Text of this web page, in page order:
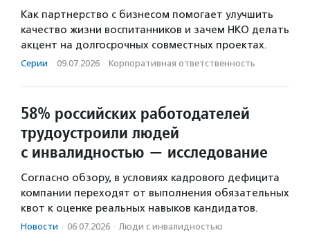
Как партнерство с бизнесом помогает улучшить
качество жизни воспитанников и зачем НКО делать
акцент на долгосрочных совместных проектах.
Серии · 09.07.2026 · Корпоративная ответственность
58% российских работодателей
трудоустроили людей
с инвалидностью — исследование
Согласно обзору, в условиях кадрового дефицита
компании переходят от выполнения обязательных
квот к оценке реальных навыков кандидатов.
Новости · 06.07.2026 · Люди с инвалидностью